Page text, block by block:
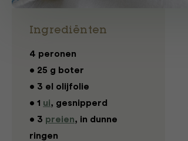
Ingrediënten
4 peronen
• 25 g boter
• 3 el olijfolie
• 1 ui, gesnipperd
• 3 preien, in dunne
ringen